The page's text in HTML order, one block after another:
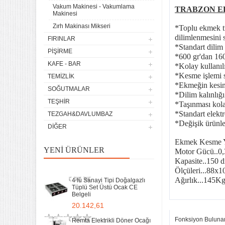
Vakum Makinesi - Vakumlama
Makinesi
Zırh Makinası Mikseri
FIRINLAR
PIŞIRME
KAFE - BAR
TEMIZLIK
SOĞUTMALAR
TEŞHIR
TEZGAH&DAVLUMBAZ
DIĞER
YENI ÜRÜNLER
Tüplü Set Üstü Ocak CE
Remta Elektrikli Döner Ocağı
2 Gözlü ev tipi iş tipi
13.200,00
Remta Elektrikli Döner Ocağı
9.400,00
Makinası Değişir Plaka Çap
17,5
4 lü Sanayi Tipi Doğalgazlı
Tüplü Set Üstü Ocak CE
Belgeli
20.142,61
Remta Elektrikli Döner Ocağı
TRABZON
*Toplu ekmek
dilimlenmesini
*Standart dilim
*600 gr'dan
*Kolay
*Kesme işlemi
*Ekmeğin
*Dilim
*Taşınması
*Standart
*Değişik
Ekmek Kesme
Motor
Kapasite..150
Ağırlık...145Kg
Fonksiyon